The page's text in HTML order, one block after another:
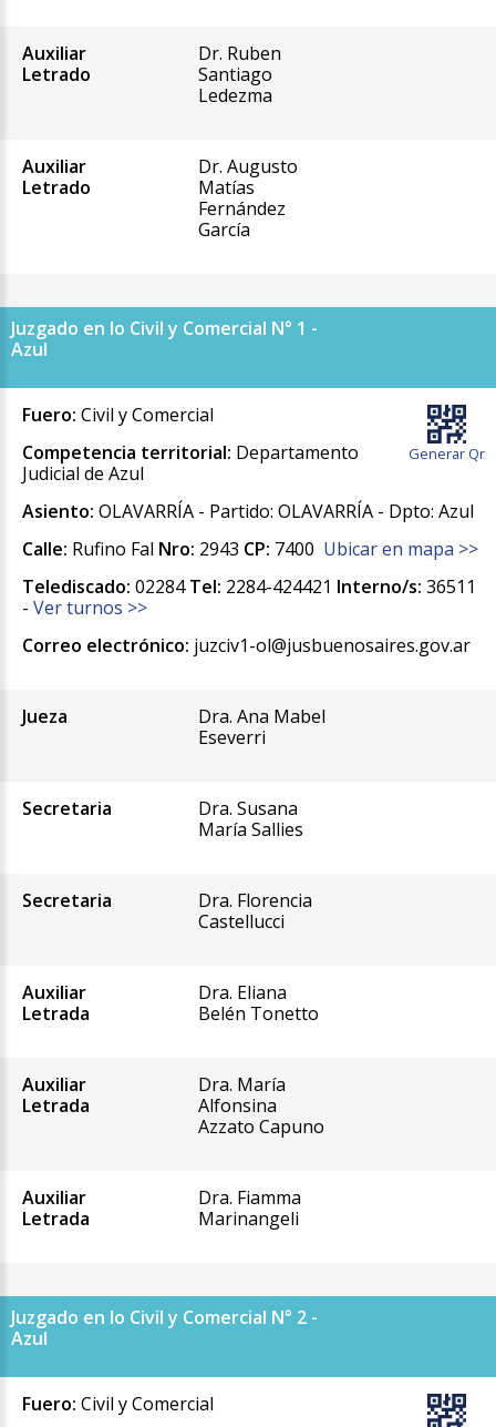
Auxiliar
Letrado
Dr. Ruben
Santiago
Ledezma
Auxiliar
Letrado
Dr. Augusto
Matías
Fernández
García
Juzgado en lo Civil y Comercial N° 1 -
Azul
Generar Qr
Fuero: Civil y Comercial
Competencia territorial: Departamento
Judicial de Azul
Asiento: OLAVARRÍA - Partido: OLAVARRÍA - Dpto: Azul
Calle: Rufino Fal Nro: 2943 CP: 7400 Ubicar en mapa >>
Telediscado: 02284Tel: 2284-424421 Interno/s: 36511
- Ver turnos >>
Correo electrónico: juzciv1-ol@jusbuenosaires.gov.ar
Jueza
Dra. Ana Mabel
Eseverri
Secretaria
Dra. Susana
María Sallies
Secretaria
Dra. Florencia
Castellucci
Auxiliar
Letrada
Dra. Eliana
Belén Tonetto
Auxiliar
Letrada
Dra. María
Alfonsina
Azzato Capuno
Auxiliar
Letrada
Dra. Fiamma
Marinangeli
Juzgado en lo Civil y Comercial N° 2 -
Azul
Fuero: Civil y Comercial